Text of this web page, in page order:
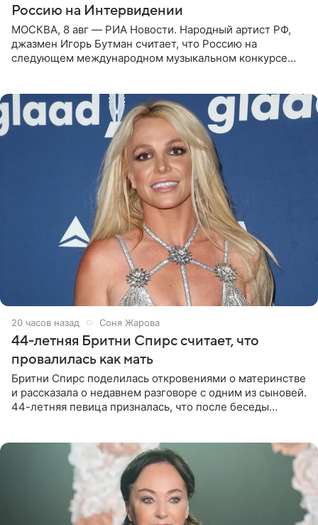
Россию на Интервидении
МОСКВА, 8 авг — РИА Новости. Народный артист РФ,
джазмен Игорь Бутман считает, что Россию на
следующем международном музыкальном конкурсе
20 часов назад Соня Жарова
44-летняя Бритни Спирс считает, что
провалилась как мать
Бритни Спирс поделилась откровениями о материнстве
и рассказала о недавнем разговоре с одним из сыновей.
44-летняя певица призналась, что после беседы